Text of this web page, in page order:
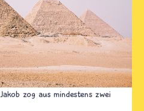
Jakob zog aus mindestens zwei